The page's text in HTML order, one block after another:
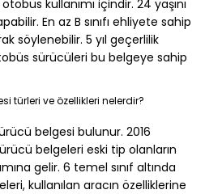
kullanımı içindir. 24 yaşını
En az B sınıfı ehliyete sahip
söylenebilir. 5 yıl geçerlilik
sürücüleri bu belgeye sahip
türleri ve özellikleri nelerdir?
belgesi bulunur. 2016
belgeleri eski tip olanların
gelir. 6 temel sınıf altında
kullanılan aracın özelliklerine